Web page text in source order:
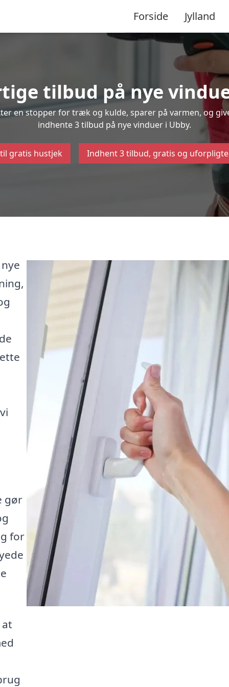
Forside Jylland
tilbud på nye
en stopper for træk og kulde, sparer på varmen, og
indhente 3 tilbud på nye vinduer i Ubby.
gratis hustjek Indhent 3 tilbud, gratis og
gør
for